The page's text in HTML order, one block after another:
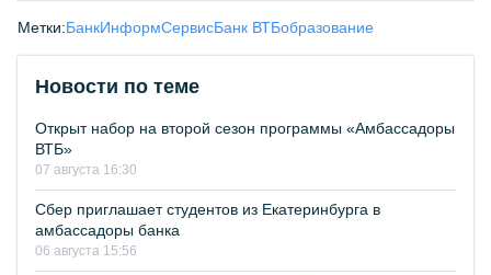
Метки:БанкИнформСервисБанк ВТБобразование
Новости по теме
Открыт набор на второй сезон программы «Амбассадоры
ВТБ»
07 августа 16:30
Сбер приглашает студентов из Екатеринбурга в
амбассадоры банка
06 августа 15:56